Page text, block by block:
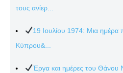
τους ανίερ...
19 Ιουλίου 1974: Μια ημέρα
Κύπρου&...
Έργα και ημέρες του Θάνου